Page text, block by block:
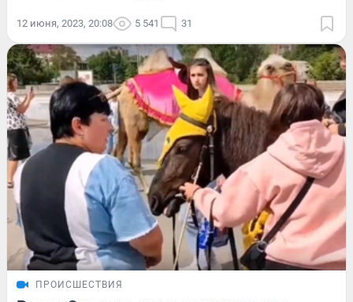
12 июня, 2023, 20:08 5 541 31
ПРОИСШЕСТВИЯ